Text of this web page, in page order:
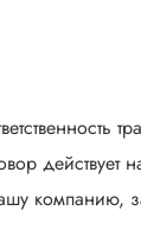
действует
компанию,